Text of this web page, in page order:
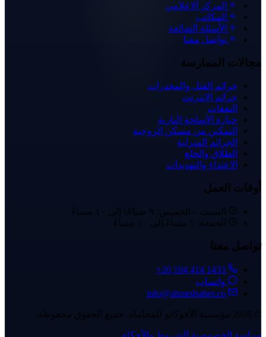
المركز الإعلامي
المكاتب
الأسئلة الشائعة
تواصل معنا
مجالات الممارسة
جرائم القتل والمخدرات
جرائم الانترنت
النفقات
حيازة الأسلحة النارية
التمكين من مسكن الزوجية
الجرائم المنزلية
الطلاق والخلع
الاعتداء والتهديدات
أوقات العمل
السبت – الخميس: ٩ صباحًا إلى ١٠ مساءً
الجمعة: ١ مساءً إلى ١٠ مساءً
تواصل معنا
+20 104 414 1433
واتساب
info@ahmedsaber.co
© 2026 مؤسسة الأفوكاتو للمحاماة. جميع الحقوق محفوظة.